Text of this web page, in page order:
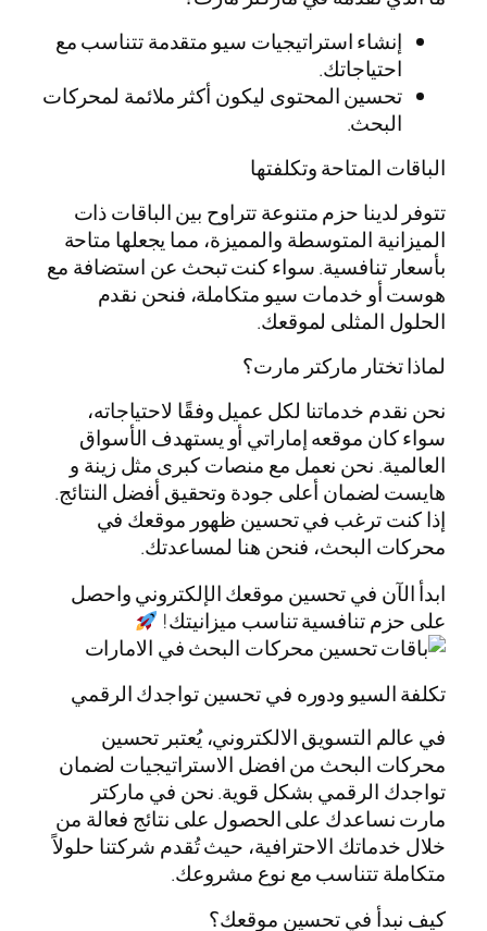
إنشاء استراتيجيات سيو متقدمة تتناسب مع
احتياجاتك.
تحسين المحتوى ليكون أكثر ملائمة لمحركات
البحث.
الباقات المتاحة وتكلفتها
تتوفر لدينا حزم متنوعة تتراوح بين الباقات ذات
الميزانية المتوسطة والمميزة، مما يجعلها متاحة
بأسعار تنافسية. سواء كنت تبحث عن استضافة مع
هوست أو خدمات سيو متكاملة، فنحن نقدم
الحلول المثلى لموقعك.
لماذا تختار ماركتر مارت؟
نحن نقدم خدماتنا لكل عميل وفقًا لاحتياجاته،
سواء كان موقعه إماراتي أو يستهدف الأسواق
العالمية. نحن نعمل مع منصات كبرى مثل زينة و
هايست لضمان أعلى جودة وتحقيق أفضل النتائج.
إذا كنت ترغب في تحسين ظهور موقعك في
محركات البحث، فنحن هنا لمساعدتك.
ابدأ الآن في تحسين موقعك الإلكتروني واحصل
على حزم تنافسية تناسب ميزانيتك!
تكلفة السيو ودوره في تحسين تواجدك الرقمي
في عالم التسويق الالكتروني، يُعتبر تحسين
محركات البحث من افضل الاستراتيجيات لضمان
تواجدك الرقمي بشكل قوية. نحن في ماركتر
مارت نساعدك على الحصول على نتائج فعالة من
خلال خدماتك الاحترافية، حيث تُقدم شركتنا حلولاً
متكاملة تتناسب مع نوع مشروعك.
كيف نبدأ في تحسين موقعك؟